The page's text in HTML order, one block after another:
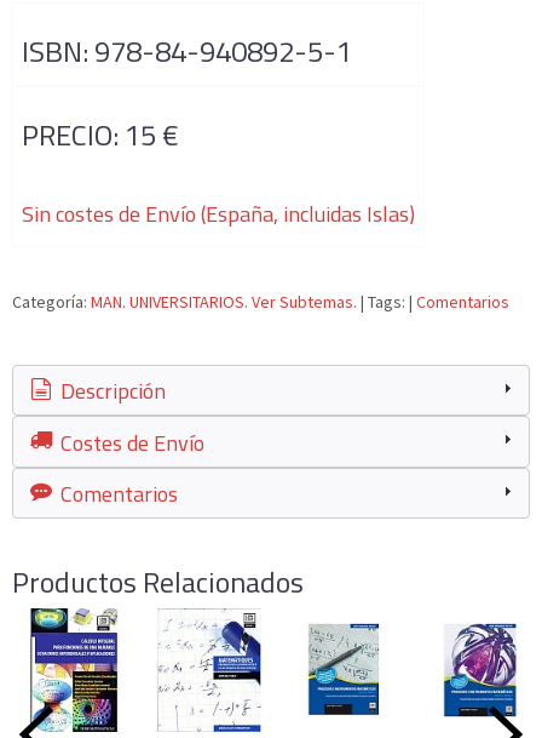
ISBN: 978-84-940892-5-1
PRECIO: 15 €
Sin costes de Envío (España, incluidas Islas)
Categoría: MAN. UNIVERSITARIOS. Ver Subtemas. | Tags: | Comentarios
Descripción
Costes de Envío
Comentarios
Productos Relacionados